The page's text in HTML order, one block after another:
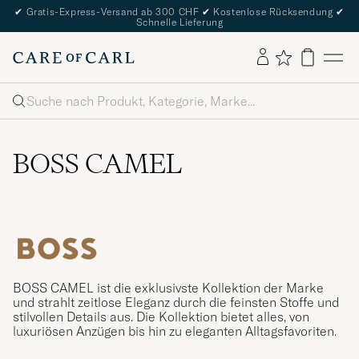
✔ Gratis-Express-Versand ab 300 CHF ✔ Kostenlose Rücksendung ✔
Schnelle Lieferung
Suche
BOSS CAMEL
BOSS CAMEL ist die exklusivste Kollektion der Marke
und strahlt zeitlose Eleganz durch die feinsten Stoffe und
stilvollen Details aus. Die Kollektion bietet alles, von
luxuriösen Anzügen bis hin zu eleganten Alltagsfavoriten.